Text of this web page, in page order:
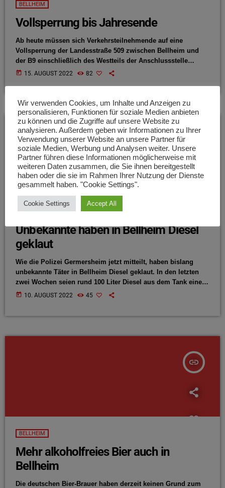
BELLHEIM
Vollsperrung bis Jahresende
Ab heute müssen sich Verkehrsteilnehmende auf eine
Vollsperrung der Landesstraße 509 zwischen Bellheim und
der B9 einschließlich des Westteils der Anschlussstelle
Bellheim Süd einstellen. Laut dem Landesbetrieb Mobilität
Süd wird ein Kreisverkehrsplatz gebaut.
today 15. AUGUST 2022 82
BELLHEIM
Unbekannte haben in Bellheim Diesel
geklaut
Wie die Polizei Germersheim jetzt mitteilt, haben bislang
unbekannte Täter in Bellheim Diesel geklaut. In den letzten
zwei Wochen seien rund 100 Liter Diesel aus dem Tank eines
LKW gestohlen worden. Der LKW stand im Waldstückerring in
today 10. AUGUST 2022 45
insert_link
BELLHEIM
Mehr alkoholfreies Bier auch in
Bellheim
Die deutschen Bier-Brauer haben derzeit keinen Grund zum
Wir verwenden Cookies, um Inhalte und Anzeigen zu
personalisieren, Funktionen für soziale Medien anbieten
zu können und die Zugriffe auf unsere Website zu
analysieren. Außerdem geben wir Informationen zu Ihrer
Verwendung unserer Website an unsere Partner für
soziale Medien, Werbung und Analysen weiter. Unsere
Partner führen diese Informationen möglicherweise mit
weiteren Daten zusammen, die Sie ihnen bereitgestellt
haben oder die sie im Rahmen Ihrer Nutzung der Dienste
gesammelt haben. "Cookie Settings".
Cookie Settings Accept All